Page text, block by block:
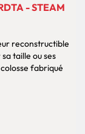
- STEAM
reconstructible
taille ou ses
fabriqué